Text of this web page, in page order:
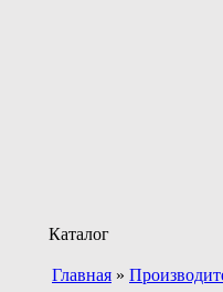
Каталог
Главная »